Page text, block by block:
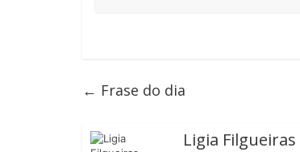
← Frase do dia
Ligia Filgueiras